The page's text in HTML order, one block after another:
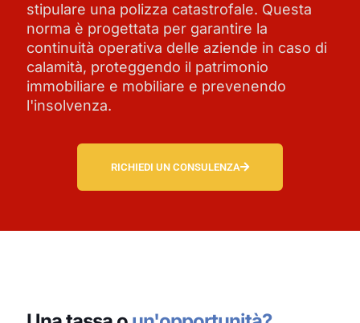
stipulare una polizza catastrofale. Questa
norma è progettata per garantire la
continuità operativa delle aziende in caso di
calamità, proteggendo il patrimonio
immobiliare e mobiliare e prevenendo
l'insolvenza.
RICHIEDI UN CONSULENZA